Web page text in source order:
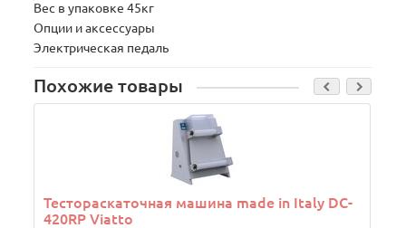
Вес в упаковке 45кг
Опции и аксессуары
Электрическая педаль
Похожие товары
Тестораскаточная машина made in Italy DC-
420RP Viatto